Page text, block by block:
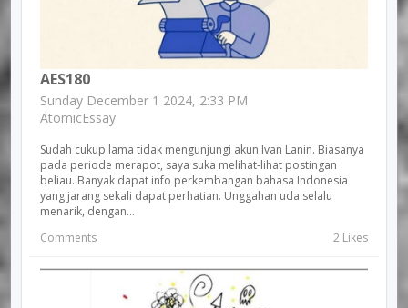
AES180
Sunday December 1 2024, 2:33 PM
AtomicEssay
Sudah cukup lama tidak mengunjungi akun Ivan Lanin. Biasanya
pada periode merapot, saya suka melihat-lihat postingan
beliau. Banyak dapat info perkembangan bahasa Indonesia
yang jarang sekali dapat perhatian. Unggahan uda selalu
menarik, dengan...
Comments
2 Likes